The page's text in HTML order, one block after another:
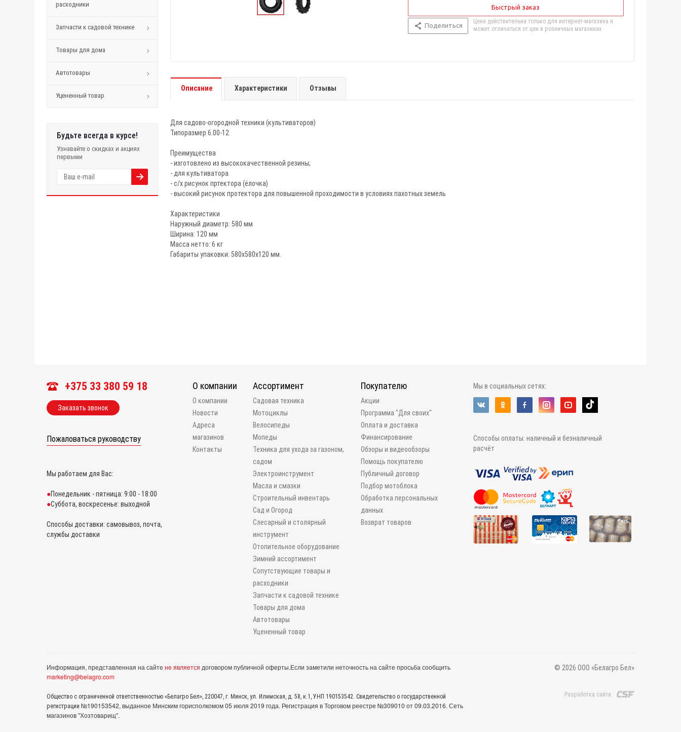
расходники
Запчасти к садовой технике
Товары для дома
Автотовары
Уцененный товар
Будьте всегда в курсе!
Узнавайте о скидках и акциях
первыми
Быстрый заказ
Поделиться
Цена действительна только для интернет-магазина и
может отличаться от цен в розничных магазинах
Описание Характеристики Отзывы
Для садово-огородной техники (культиваторов)
Типоразмер 6.00-12
Преимущества
- изготовлено из высококачественной резины;
- для культиватора
- с/х рисунок пртектора (ёлочка)
- высокий рисунок протектора для повышенной проходимости в условиях пахотных земель
Характеристики
Наружный диаметр: 580 мм
Ширина: 120 мм
Масса нетто: 6 кг
Габариты упаковки: 580х580х120 мм.
+375 33 380 59 18
Заказать звонок
Пожаловаться руководству
Мы работаем для Вас:
Понедельник - пятница: 9:00 - 18:00
Суббота, воскресенье: выходной
Способы доставки: самовывоз, почта,
службы доставки
О компании
О компании
Новости
Адреса
магазинов
Контакты
Ассортимент
Садовая техника
Мотоциклы
Велосипеды
Мопеды
Техника для ухода за газоном,
садом
Электроинструмент
Масла и смазки
Строительный инвентарь
Сад и Огород
Слесарный и столярный
инструмент
Отопительное оборудование
Зимний ассортимент
Сопутствующие товары и
расходники
Запчасти к садовой технике
Товары для дома
Автотовары
Уцененный товар
Покупателю
Акции
Программа "Для своих"
Оплата и доставка
Финансирование
Обзоры и видеообзоры
Помощь покупателю
Публичный договор
Подбор мотоблока
Обработка персональных
данных
Возврат товаров
Мы в социальных сетях:
Способы оплаты: наличный и безналичный
расчёт
Информация, представленная на сайте не является договором публичной оферты.Если заметили неточность на сайте просьба сообщить
marketing@belagro.com
Общество с ограниченной ответственностью «Белагро Бел», 220047, г. Минск, ул. Илимская, д. 58, к.1, УНП 190153542. Свидетельство о государственной
регистрации №190153542, выданное Минcким горисполкомом 05 июля 2019 года. Регистрация в Торговом реестре №309010 от 09.03.2016. Сеть
магазинов "Хозтоварищ".
© 2026 ООО «Белагро Бел»
Разработка сайта